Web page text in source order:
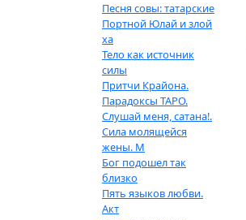
Песня совы: татарские
Портной Юлай и злой
ха
Тело как источник
силы
Притчи Крайона.
Парадоксы ТАРО.
Слушай меня, сатана!.
Сила молящейся
жены. М
Бог подошел так
близко
Пять языков любви.
Акт